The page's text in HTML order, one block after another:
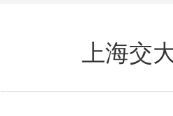
上海交